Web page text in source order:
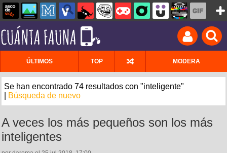
ÚLTIMOS TOP MODERA
Se han encontrado 74 resultados con "inteligente"
Búsqueda de nuevo
A veces los más pequeños son los más
inteligentes